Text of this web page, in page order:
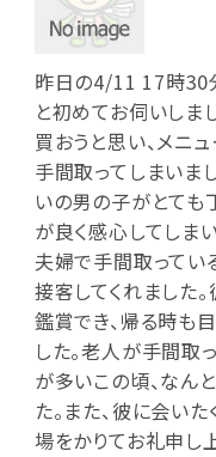
昨日の4/11 17時30
と初めてお伺いしま
買おうと思い、メニ
手間取ってしまいま
いの男の子がとても
が良く感心してしま
夫婦で手間取ってい
接客してくれました
鑑賞でき、帰る時も
した。老人が手間取
が多いこの頃、なん
た。また、彼に会い
場をかりてお礼申し